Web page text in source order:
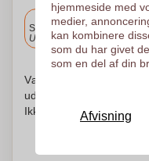
Standard levering
Upload og godkend dine
Vær ikke urolig! Vi
udskrive først efter din
Ikke før. Din tilfredshed
hjemmeside med
medier,
kan kombinere
som du har givet
som en del af din
Afvisning